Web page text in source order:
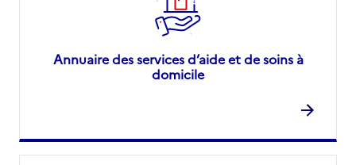
Annuaire des services d’aide et de soins à
domicile